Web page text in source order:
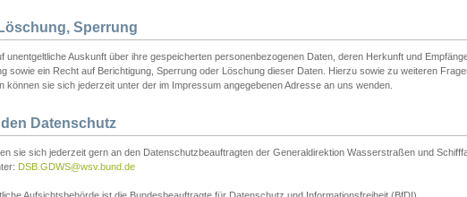
Sperrung
unentgeltliche Auskunft über ihre gespeicherten personenbezogenen Daten, deren Herkunft und
sowie ein Recht auf Berichtigung, Sperrung oder Löschung dieser Daten. Hierzu sowie zu weiteren
können sie sich jederzeit unter der im Impressum angegebenen Adresse an uns wenden.
Datenschutz
sie sich jederzeit gern an den Datenschutzbeauftragten der Generaldirektion Wasserstraßen und
DSB.GDWS@wsv.bund.de